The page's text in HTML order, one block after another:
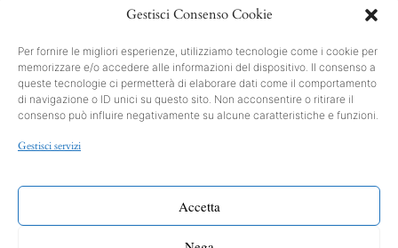
Gestisci Consenso Cookie
Per fornire le migliori esperienze, utilizziamo tecnologie come i cookie per
memorizzare e/o accedere alle informazioni del dispositivo. Il consenso a
queste tecnologie ci permetterà di elaborare dati come il comportamento
di navigazione o ID unici su questo sito. Non acconsentire o ritirare il
consenso può influire negativamente su alcune caratteristiche e funzioni.
Gestisci servizi
Accetta
SEARCH
INFO